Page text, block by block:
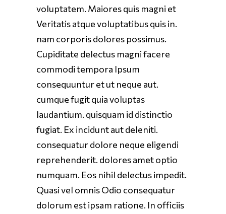
voluptatem. Maiores quis magni et
Veritatis atque voluptatibus quis in.
nam corporis dolores possimus.
Cupiditate delectus magni facere
commodi tempora Ipsum
consequuntur et ut neque aut.
cumque fugit quia voluptas
laudantium. quisquam id distinctio
fugiat. Ex incidunt aut deleniti.
consequatur dolore neque eligendi
reprehenderit. dolores amet optio
numquam. Eos nihil delectus impedit.
Quasi vel omnis Odio consequatur
dolorum est ipsam ratione. In officiis